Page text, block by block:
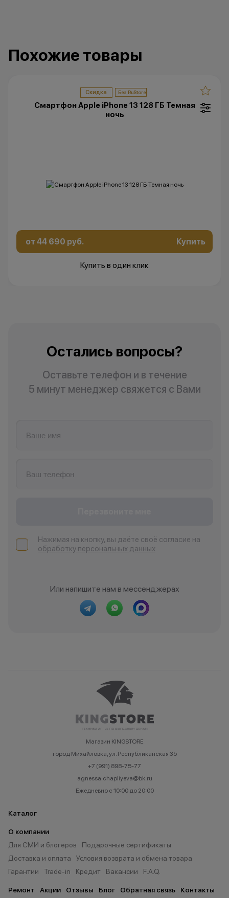
Похожие товары
Скидка
Смартфон Apple iPhone 13 128 ГБ Темная
ночь
от 44 690 руб. Купить
Купить в один клик
Остались вопросы?
Оставьте телефон и в течение
5 минут менеджер свяжется с Вами
Нажимая на кнопку, вы даёте своё согласие на
обработку персональных данных
Или напишите нам в мессенджерах
Магазин KINGSTORE
город Михайловка, ул. Республиканская 35
+7 (991) 898-75-77
agnessa.chapliyeva@bk.ru
Ежедневно с 10:00 до 20:00
Каталог
О компании
Для СМИ и блогеров
Подарочные сертификаты
Доставка и оплата
Условия возврата и обмена товара
Гарантии
Trade-in Кредит Вакансии F.A.Q.
Ремонт Акции Отзывы Блог Обратная связь Контакты